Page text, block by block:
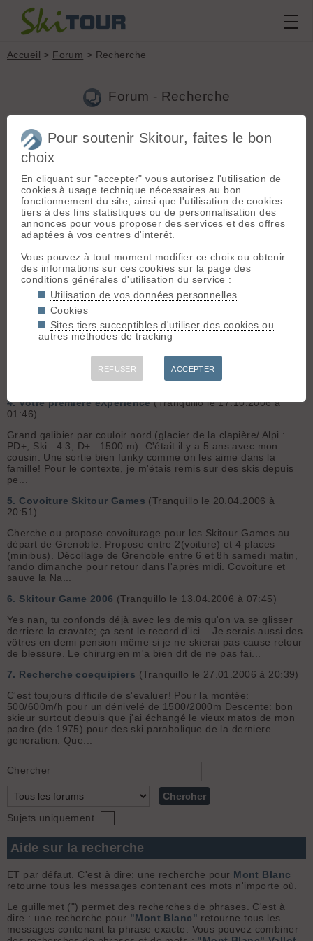
Accueil > Forum > Recherche
Forum - Recherche
Nouveau sujet|Voir tous les sujets
7 résultats
SkitourGame 2007 !(Tranquillo le 20.04.2007 à 14:40)
Ok je viens. Est ce que qq1 est motivé pour faire une course
samedi? Appelez moi sur mon cellulaire 0626091865
Vol du panneau de Prabert pour aller au lac de Crop
(Tranquillo le 22.02.2007 à 23:33)
Lors d'une sortie jeudi 22 février, des skieurs dans une voiture
immatriculée 582 AVF 38 ont volé le panneau indicateur du
sentier pour se rendre au lac de Crops. Nous leurs avons fait
remarqué mais rien n'y a fait, ils l'ont gardé; aussi si vou...
commencer la pente raide(Tranquillo le 23.01.2007 à
Il existe également un module de formation FFME. Il n'y en a
pas actuellement mais tu peux garder un oeil sur le calendrier
disponible sur le site.
4.Votre première eXpérience(Tranquillo le 17.10.2006 à
01:46)
Grand galibier par couloir nord (glacier de la clapière/ Alpi :
PD+, Ski : 4.3, D+ : 1500 m). C'était il y a 5 ans avec mon
cousin. Une sortie bien funky comme on les aime dans la
famille! Pour le contexte, je m'étais remis sur des skis depuis
pe...
5. Covoiture Skitour Games (Tranquillo le 20.04.2006 à
20:51)
Cherche ou propose covoiturage pour les Skitour Games au
départ de Grenoble. Propose entre 2(voiture) et 4 places
(minibus). Décollage de Grenoble entre 6 et 8h samedi matin,
rando dimanche pour retour dans l'après midi. Covoiture et
sauve la Na...
6. Skitour Game 2006 (Tranquillo le 13.04.2006 à 07:45)
Yes nan, tu confonds déjà avec les demis qu'on va se glisser
derriere la cravate; ça sent le record d'ici... Je serais aussi des
vôtres en demi pension même si je ne skierai pas cause retour
de blessure. Le chirurgien m'a bien dit de ne pas fai...
7. Recherche coequipiers (Tranquillo le 27.01.2006 à 20:39)
C'est toujours difficile de s'evaluer! Pour la montée:
500/600m/h pour un dénivelé de 1500/2000m Descente: bon
skieur surtout depuis que j'ai échangé le vieux matos de mon
padre (de 1975) pour des ski parabolique de la derniere
generation. Que...
Chercher
Sujets uniquement
Aide sur la recherche
ET par défaut. C'est à dire: une recherche pour Mont Blanc
retourne tous les messages contenant ces mots n'importe où.
Le guillemet (") permet des recherches de phrases. C'est à
dire : une recherche pour "Mont Blanc" retourne tous les
messages contenant la phrase exacte. Vous pouvez combiner
Pour soutenir Skitour, faites le bon
choix
En cliquant sur "accepter" vous autorisez l'utilisation de
cookies à usage technique nécessaires au bon
fonctionnement du site, ainsi que l'utilisation de cookies
tiers à des fins statistiques ou de personnalisation des
annonces pour vous proposer des services et des offres
adaptées à vos centres d'interêt.
Vous pouvez à tout moment modifier ce choix ou obtenir
des informations sur ces cookies sur la page des
conditions générales d'utilisation du service :
Utilisation de vos données personnelles
Cookies
Sites tiers succeptibles d'utiliser des cookies ou
autres méthodes de tracking
REFUSER ACCEPTER